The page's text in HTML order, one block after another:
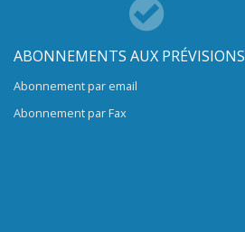
ABONNEMENTS AUX PRÉVISIONS
Abonnement par email
Abonnement par Fax